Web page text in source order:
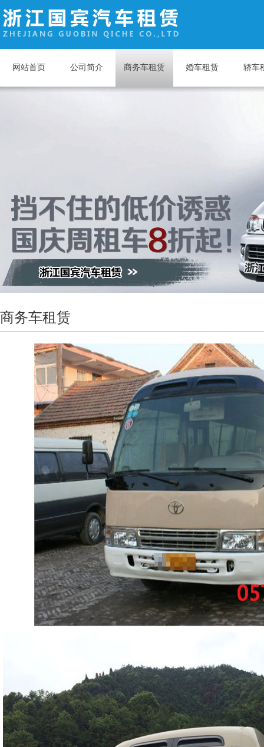
网站首页 公司简介 商务车租赁 婚车租赁 轿车
商务车租赁